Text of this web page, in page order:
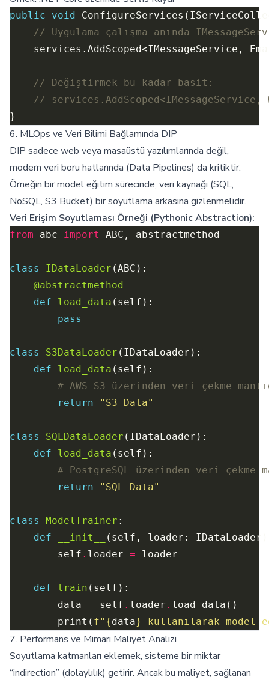
public
void
// Uygulama çalışma anında
// Değiştirmek bu kadar basit:
// services.AddScoped<IMessageService,
6. MLOps ve Veri Bilimi Bağlamında DIP
DIP sadece web veya masaüstü yazılımlarında değil,
modern veri boru hatlarında (Data Pipelines) da kritiktir.
Örneğin bir model eğitim sürecinde, veri kaynağı (SQL,
NoSQL, S3 Bucket) bir soyutlama arkasına gizlenmelidir.
Veri Erişim Soyutlaması Örneği (Pythonic Abstraction):
from abc import
class IDataLoader
@abstractmethod
def
load_data
pass
class S3DataLoader
def
load_data
# AWS S3 üzerinden veri çekme
return
"S3 Data"
class SQLDataLoader
def
load_data
# PostgreSQL üzerinden veri çekme
return
"SQL Data"
class ModelTrainer
def
__init__
        self
. loader =
def train
        data
= self . loader .
        print(
f" {data} kullanılarak
7. Performans ve Mimari Maliyet Analizi
Soyutlama katmanları eklemek, sisteme bir miktar
“indirection” (dolaylılık) getirir. Ancak bu maliyet, sağlanan